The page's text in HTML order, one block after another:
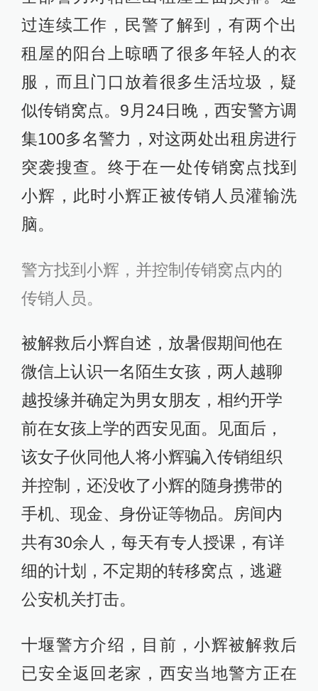
过连续工作，民警了解到，有两个出
租屋的阳台上晾晒了很多年轻人的衣
服，而且门口放着很多生活垃圾，疑
似传销窝点。9月24日晚，西安警方调
集100多名警力，对这两处出租房进行
突袭搜查。终于在一处传销窝点找到
小辉，此时小辉正被传销人员灌输洗
脑。
警方找到小辉，并控制传销窝点内的
传销人员。
被解救后小辉自述，放暑假期间他在
微信上认识一名陌生女孩，两人越聊
越投缘并确定为男女朋友，相约开学
前在女孩上学的西安见面。见面后，
该女子伙同他人将小辉骗入传销组织
并控制，还没收了小辉的随身携带的
手机、现金、身份证等物品。房间内
共有30余人，每天有专人授课，有详
细的计划，不定期的转移窝点，逃避
公安机关打击。
十堰警方介绍，目前，小辉被解救后
已安全返回老家，西安当地警方正在